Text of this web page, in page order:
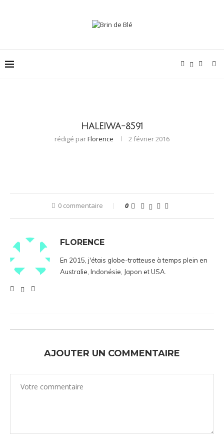
HALEIWA-8591
rédigé parFlorence 2 février 2016
0 commentaire 0
FLORENCE
En 2015, j'étais globe-trotteuse à temps plein en
Australie, Indonésie, Japon et USA.
AJOUTER UN COMMENTAIRE